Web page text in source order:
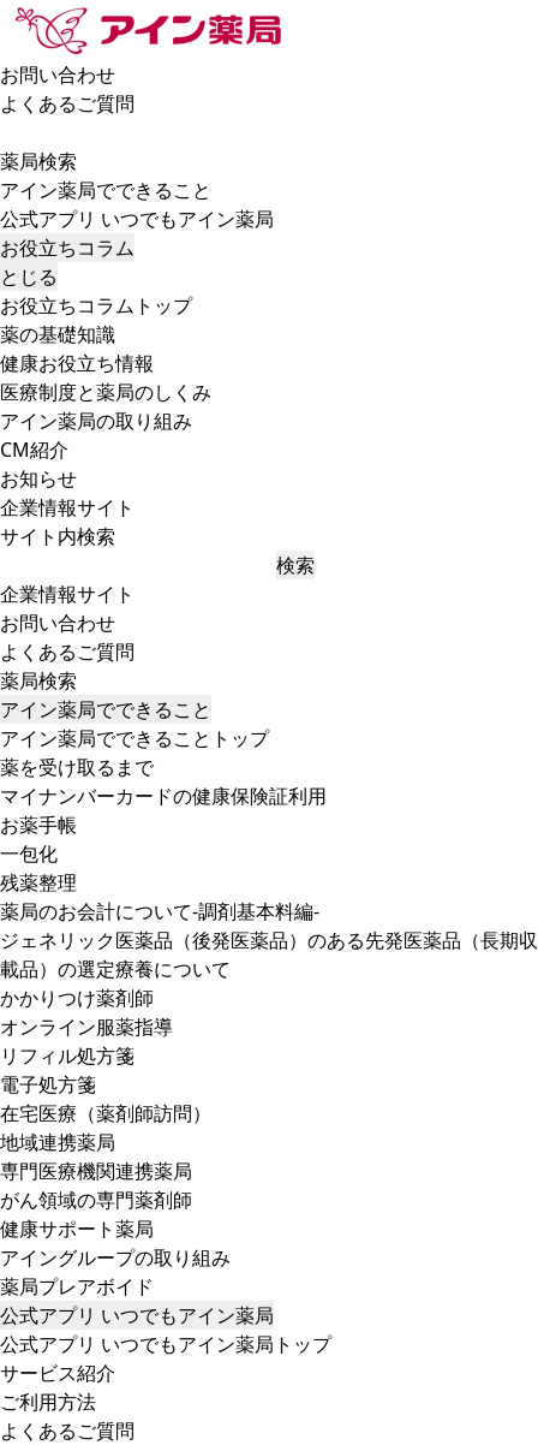
お問い合わせ
よくあるご質問
薬局検索
アイン薬局でできること
公式アプリ いつでもアイン薬局
お役立ちコラム
とじる
お役立ちコラムトップ
薬の基礎知識
健康お役立ち情報
医療制度と薬局のしくみ
アイン薬局の取り組み
CM紹介
お知らせ
企業情報サイト
サイト内検索
検索
企業情報サイト
お問い合わせ
よくあるご質問
薬局検索
アイン薬局でできること
アイン薬局でできることトップ
薬を受け取るまで
マイナンバーカードの健康保険証利用
お薬手帳
一包化
残薬整理
薬局のお会計について-調剤基本料編-
ジェネリック医薬品（後発医薬品）のある先発医薬品（長期収
載品）の選定療養について
かかりつけ薬剤師
オンライン服薬指導
リフィル処方箋
電子処方箋
在宅医療（薬剤師訪問）
地域連携薬局
専門医療機関連携薬局
がん領域の専門薬剤師
健康サポート薬局
アイングループの取り組み
薬局プレアボイド
公式アプリ いつでもアイン薬局
公式アプリ いつでもアイン薬局トップ
サービス紹介
ご利用方法
よくあるご質問